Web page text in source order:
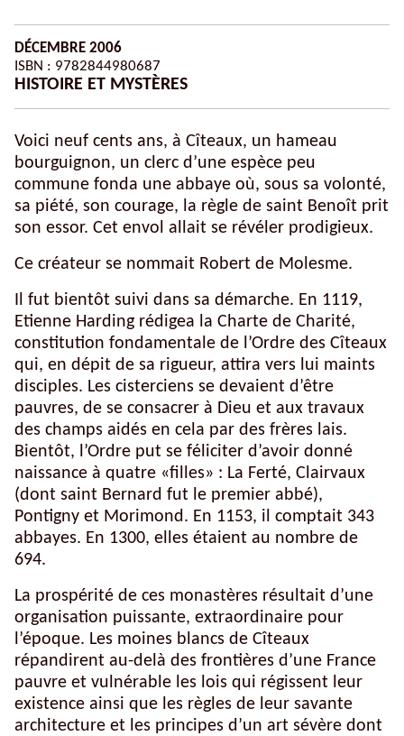
DÉCEMBRE 2006
ISBN : 9782844980687
HISTOIRE ET MYSTÈRES
Voici neuf cents ans, à Cîteaux, un hameau
bourguignon, un clerc d’une espèce peu
commune fonda une abbaye où, sous sa volonté,
sa piété, son courage, la règle de saint Benoît prit
son essor. Cet envol allait se révéler prodigieux.
Ce créateur se nommait Robert de Molesme.
Il fut bientôt suivi dans sa démarche. En 1119,
Etienne Harding rédigea la Charte de Charité,
constitution fondamentale de l’Ordre des Cîteaux
qui, en dépit de sa rigueur, attira vers lui maints
disciples. Les cisterciens se devaient d’être
pauvres, de se consacrer à Dieu et aux travaux
des champs aidés en cela par des frères lais.
Bientôt, l’Ordre put se féliciter d’avoir donné
naissance à quatre «filles» : La Ferté, Clairvaux
(dont saint Bernard fut le premier abbé),
Pontigny et Morimond. En 1153, il comptait 343
abbayes. En 1300, elles étaient au nombre de
694.
La prospérité de ces monastères résultait d’une
organisation puissante, extraordinaire pour
l’époque. Les moines blancs de Cîteaux
répandirent au-delà des frontières d’une France
pauvre et vulnérable les lois qui régissent leur
existence ainsi que les règles de leur savante
architecture et les principes d’un art sévère dont